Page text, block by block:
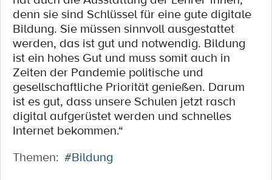
denn sie sind Schlüssel für eine gute digitale
Bildung. Sie müssen sinnvoll ausgestattet
werden, das ist gut und notwendig. Bildung
ist ein hohes Gut und muss somit auch in
Zeiten der Pandemie politische und
gesellschaftliche Priorität genießen. Darum
ist es gut, dass unsere Schulen jetzt rasch
digital aufgerüstet werden und schnelles
Internet bekommen.“
Themen: #Bildung